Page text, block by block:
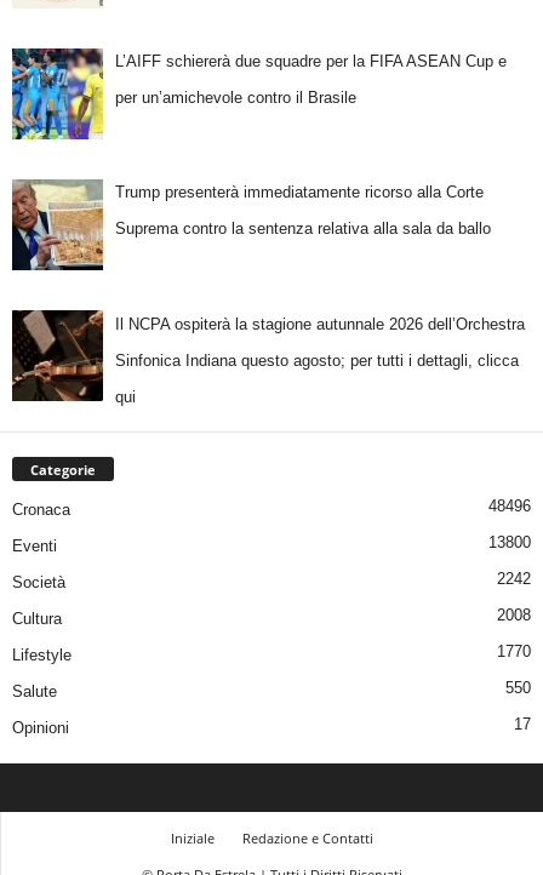
L’AIFF schiererà due squadre per la FIFA ASEAN Cup e
per un’amichevole contro il Brasile
Trump presenterà immediatamente ricorso alla Corte
Suprema contro la sentenza relativa alla sala da ballo
Il NCPA ospiterà la stagione autunnale 2026 dell’Orchestra
Sinfonica Indiana questo agosto; per tutti i dettagli, clicca
qui
Categorie
Cronaca 48496
Eventi 13800
Società 2242
Cultura 2008
Lifestyle 1770
Salute 550
Opinioni 17
Iniziale
Redazione e Contatti